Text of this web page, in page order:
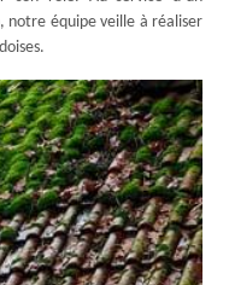
notre équipe veille à réaliser